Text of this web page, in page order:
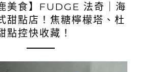
美食】FUDGE 法奇｜海
甜點店！焦糖檸檬塔、杜
點控快收藏！